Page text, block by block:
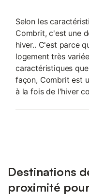
Selon les
Combrit, c'est une
hiver.. C'est parce
logement très
caractéristiques
façon, Combrit est
à la fois de l'hiver
Destinations
proximité